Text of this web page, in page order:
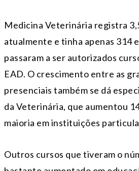
Medicina Veterinária registra
atualmente e tinha apenas 314
passaram a ser autorizados
EAD. O crescimento entre as
presenciais também se dá
da Veterinária, que aumentou
maioria em instituições
Outros cursos que tiveram o